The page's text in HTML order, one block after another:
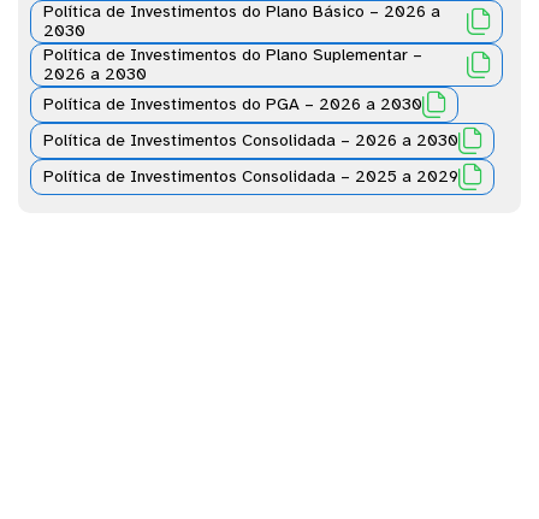
Política de Investimentos do Plano Básico – 2026 a
2030

Política de Investimentos do Plano Suplementar –
2026 a 2030

Política de Investimentos do PGA – 2026 a 2030
Política de Investimentos Consolidada – 2026 a 2030
Política de Investimentos Consolidada – 2025 a 2029